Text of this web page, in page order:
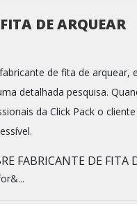
DE ARQUEAR
de fita de arquear,
detalhada pesquisa.
da Click Pack o
FABRICANTE DE FITA